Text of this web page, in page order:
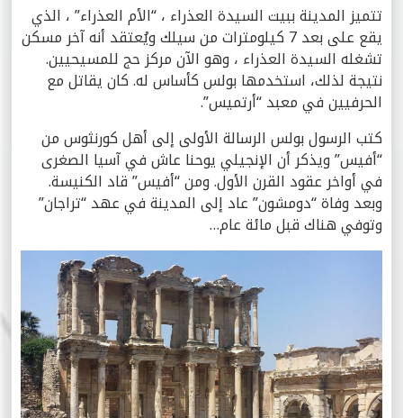
تتميز المدينة ببيت السيدة العذراء ، “الأم العذراء” ، الذي
يقع على بعد 7 كيلومترات من سيلك ويُعتقد أنه آخر مسكن
تشغله السيدة العذراء ، وهو الآن مركز حج للمسيحيين.
نتيجة لذلك، استخدمها بولس كأساس له. كان يقاتل مع
الحرفيين في معبد “أرتميس”.
كتب الرسول بولس الرسالة الأولى إلى أهل كورنثوس من
“أفيس” ويذكر أن الإنجيلي يوحنا عاش في آسيا الصغرى
في أواخر عقود القرن الأول. ومن “أفيس” قاد الكنيسة.
وبعد وفاة “دومشون” عاد إلى المدينة في عهد “تراجان”
وتوفي هناك قبل مائة عام…